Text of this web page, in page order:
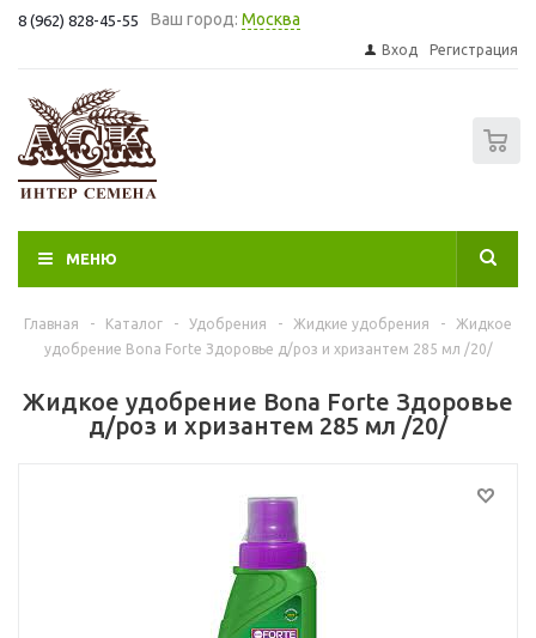
8 (962) 828-45-55 Ваш город: Москва
Вход Регистрация
МЕНЮ
Главная - Каталог - Удобрения - Жидкие удобрения -
Жидкое
удобрение Bona Forte Здоровье д/роз и хризантем 285 мл /20/
Жидкое удобрение Bona Forte Здоровье
д/роз и хризантем 285 мл /20/